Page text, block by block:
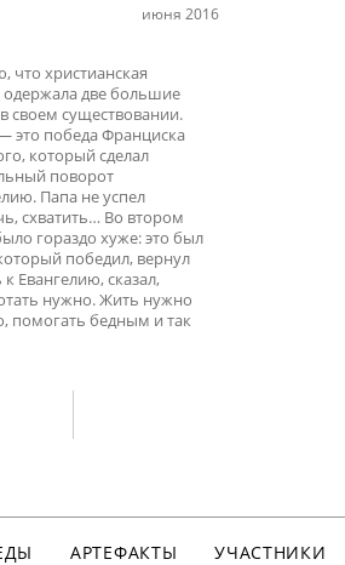
июня 2016
что христианская
одержала две большие
своем существовании.
это победа Франциска
который сделал
поворот
Папа не успел
схватить… Во втором
гораздо хуже: это был
победил, вернул
Евангелию, сказал,
нужно. Жить нужно
помогать бедным и так
АРТЕФАКТЫ
УЧАСТНИКИ